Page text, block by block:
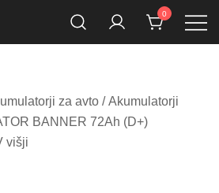
0
za avto /Akumulatorji
BANNER 72Ah (D+)
višji